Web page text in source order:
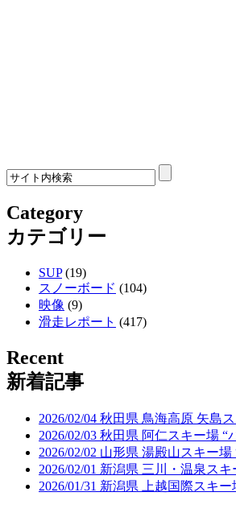
Category
カテゴリー
SUP(19)
スノーボード (104)
映像 (9)
滑走レポート (417)
Recent
新着記事
2026/02/04 秋田県 鳥海高原 矢島
2026/02/03 秋田県 阿仁スキー場 “
2026/02/02 山形県 湯殿山スキー
2026/02/01 新潟県 三川・温泉ス
2026/01/31 新潟県 上越国際スキ